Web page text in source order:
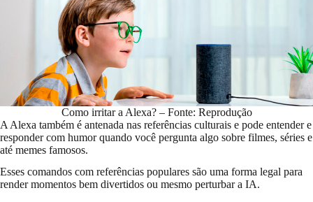
Como irritar a Alexa? – Fonte: Reprodução
A Alexa também é antenada nas referências culturais e pode entender e
responder com humor quando você pergunta algo sobre filmes, séries e
até memes famosos.
Esses comandos com referências populares são uma forma legal para
render momentos bem divertidos ou mesmo perturbar a IA.